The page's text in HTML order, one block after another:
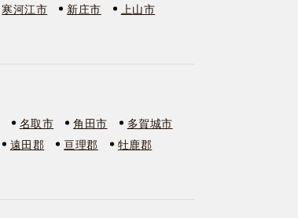
寒河江市 新庄市
上山市
名取市 角田市
多賀城市
遠田郡 亘理郡
牡鹿郡